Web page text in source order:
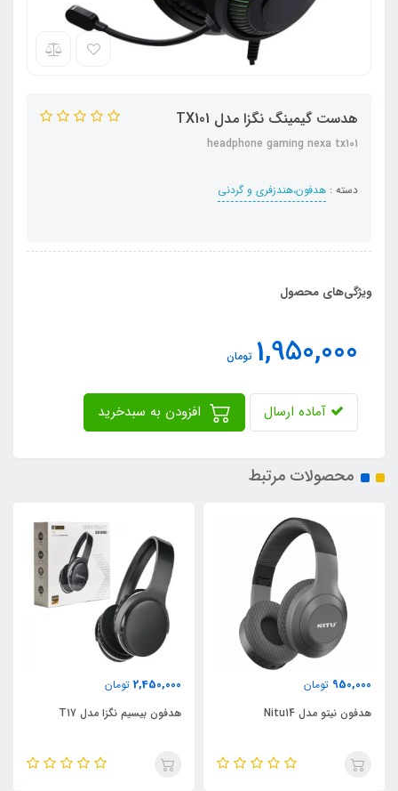
هدست گیمینگ نگزا مدل TX101
headphone gaming nexa tx101
دسته : هدفون،هندزفری و گردنی
ویژگی‌های محصول
1,950,000 تومان
آماده ارسال
محصولات مرتبط
950,000 تومان
هدفون نیتو مدل Nitu14
2,450,000 تومان
هدفون بیسیم نگزا مدل T17